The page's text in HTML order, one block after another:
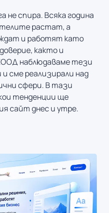
спира. Всяка година
растат, а
и работят като
както и
наблюдаваме тези
сме реализирали над
сфери. В тази
тенденции ще
сайт днес и утре.